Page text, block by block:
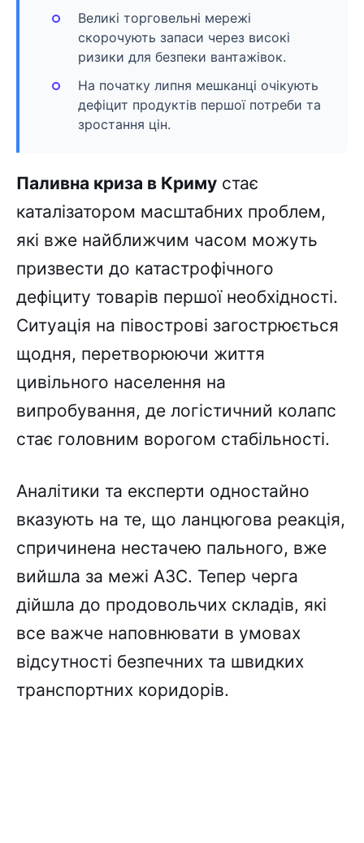
Великі торговельні мережі
скорочують запаси через високі
ризики для безпеки вантажівок.
На початку липня мешканці очікують
дефіцит продуктів першої потреби та
зростання цін.
Паливна криза в Криму стає
каталізатором масштабних проблем,
які вже найближчим часом можуть
призвести до катастрофічного
дефіциту товарів першої необхідності.
Ситуація на півострові загострюється
щодня, перетворюючи життя
цивільного населення на
випробування, де логістичний колапс
стає головним ворогом стабільності.
Аналітики та експерти одностайно
вказують на те, що ланцюгова реакція,
спричинена нестачею пального, вже
вийшла за межі АЗС. Тепер черга
дійшла до продовольчих складів, які
все важче наповнювати в умовах
відсутності безпечних та швидких
транспортних коридорів.